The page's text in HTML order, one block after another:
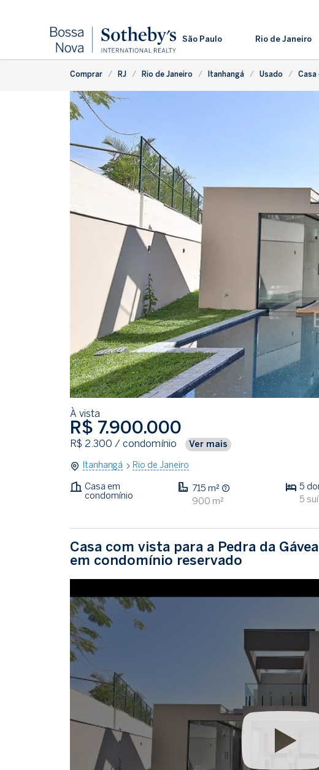
São Paulo Rio de Janeiro
Comprar RJ Rio de Janeiro Itanhangá Usado Casa
À vista
R$ 7.900.000
R$ 2.300 / condomínio Ver mais
Itanhangá Rio de Janeiro
Casa em
condomínio
715 m²
900 m²
5
5
Casa com vista para a Pedra da
em condomínio reservado